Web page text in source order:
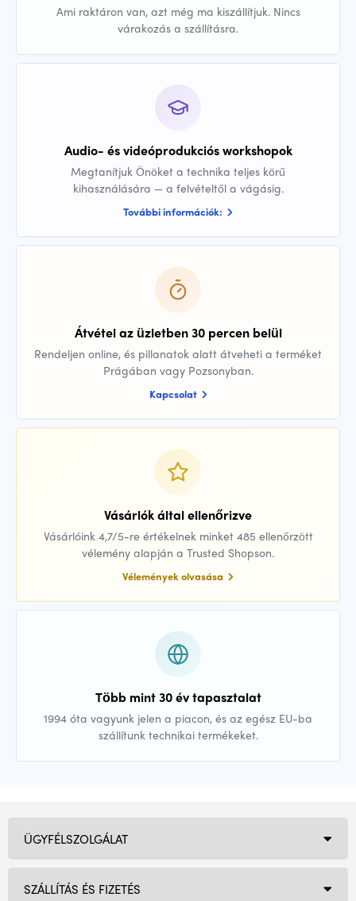
Ami raktáron van, azt még ma kiszállítjuk. Nincs
várakozás a szállításra.
Audio- és videóprodukciós workshopok
Megtanítjuk Önöket a technika teljes körű
kihasználására — a felvételtől a vágásig.
További információk:
Átvétel az üzletben 30 percen belül
Rendeljen online, és pillanatok alatt átveheti a terméket
Prágában vagy Pozsonyban.
Kapcsolat
Vásárlók által ellenőrizve
Vásárlóink 4,7/5-re értékelnek minket 485 ellenőrzött
vélemény alapján a Trusted Shopson.
Vélemények olvasása
Több mint 30 év tapasztalat
1994 óta vagyunk jelen a piacon, és az egész EU-ba
szállítunk technikai termékeket.
ÜGYFÉLSZOLGÁLAT
SZÁLLÍTÁS ÉS FIZETÉS